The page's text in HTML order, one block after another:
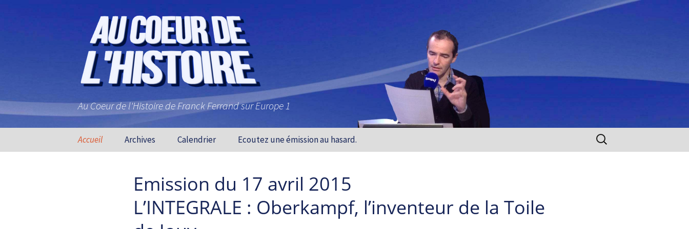
Au Coeur de l'Histoire de Franck Ferrand sur Europe 1
Aller au contenu principal
Accueil Archives Calendrier Ecoutez une émission au hasard. Rechercher :
Emission du 17 avril 2015
L’INTEGRALE : Oberkampf, l’inventeur de la Toile